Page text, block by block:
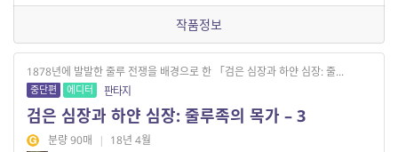
작품정보
1878년에 발발한 줄루 전쟁을 배경으로 한 「검은 심장과 하얀 심장: 줄...
중단편 에디터 판타지
검은 심장과 하얀 심장: 줄루족의 목가 – 3
분량 90매 | 18년 4월